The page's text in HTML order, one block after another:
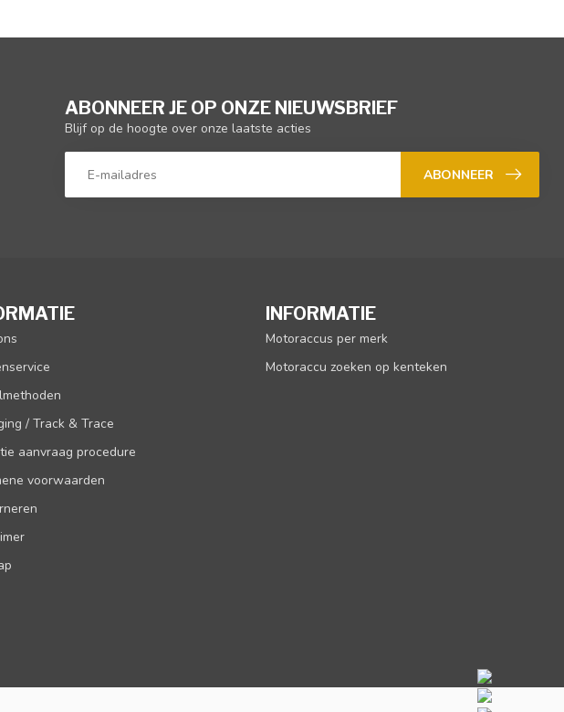
ABONNEER JE OP ONZE NIEUWSBRIEF
Blijf op de hoogte over onze laatste acties
ABONNEER
/ Track & Trace
aanvraag procedure
voorwaarden
INFORMATIE
Motoraccus per merk
Motoraccu zoeken op kenteken